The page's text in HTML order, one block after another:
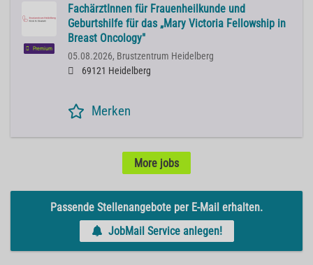
Premium
FachärztInnen für Frauenheilkunde und
Geburtshilfe für das „Mary Victoria Fellowship in
Breast Oncology"
05.08.2026, Brustzentrum Heidelberg
69121 Heidelberg
Merken
More jobs
Passende Stellenangebote per E-Mail erhalten.
JobMail Service anlegen!